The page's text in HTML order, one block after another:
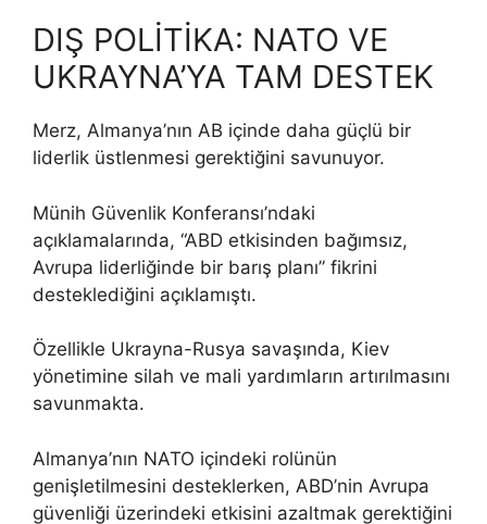
DIŞ POLİTİKA: NATO VE
UKRAYNA’YA TAM DESTEK
Merz, Almanya’nın AB içinde daha güçlü bir
liderlik üstlenmesi gerektiğini savunuyor.
Münih Güvenlik Konferansı’ndaki
açıklamalarında, “ABD etkisinden bağımsız,
Avrupa liderliğinde bir barış planı” fikrini
desteklediğini açıklamıştı.
Özellikle Ukrayna-Rusya savaşında, Kiev
yönetimine silah ve mali yardımların artırılmasını
savunmakta.
Almanya’nın NATO içindeki rolünün
genişletilmesini desteklerken, ABD’nin Avrupa
güvenliği üzerindeki etkisini azaltmak gerektiğini